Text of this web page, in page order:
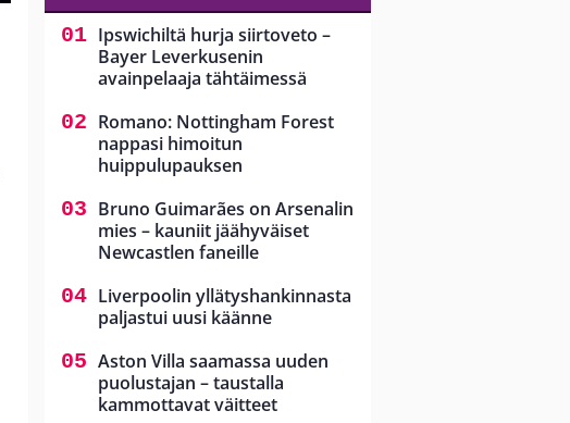
Ipswichiltä hurja siirtoveto –
Bayer Leverkusenin
avainpelaaja tähtäimessä
Romano: Nottingham Forest
nappasi himoitun
huippulupauksen
Bruno Guimarães on Arsenalin
mies – kauniit jäähyväiset
Newcastlen faneille
Liverpoolin yllätyshankinnasta
paljastui uusi käänne
Aston Villa saamassa uuden
puolustajan – taustalla
kammottavat väitteet